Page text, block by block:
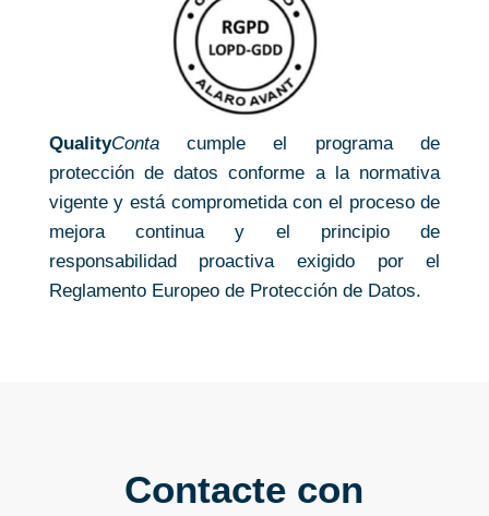
QualityContacumple el programa de
protección de datos conforme a la normativa
vigente y está comprometida con el proceso de
mejora continua y el principio de
responsabilidad proactiva exigido por el
Reglamento Europeo de Protección de Datos.
Contacte con